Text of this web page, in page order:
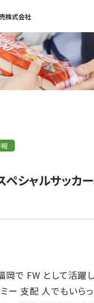
株式会社
ペシャルサッカ
岡で FW として活躍し
ー 支配 人でもいら